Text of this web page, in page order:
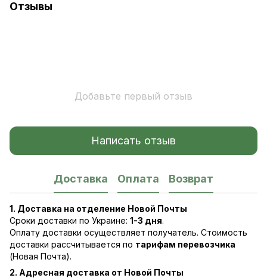
Отзывы
Добавьте первый отзыв
Написать отзыв
Доставка Оплата Возврат
1. Доставка на отделение Новой Почты
Сроки доставки по Украине: 1-3 дня.
Оплату доставки осуществляет получатель. Стоимость
доставки рассчитывается по тарифам перевозчика
(Новая Почта).
2. Адресная доставка от Новой Почты